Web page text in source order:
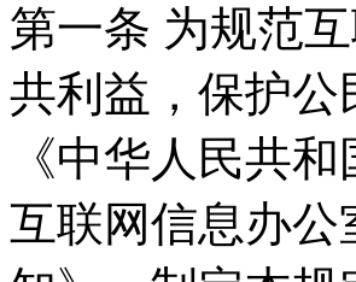
第一条 为规范
共利益，保护
《中华人民共
互联网信息办